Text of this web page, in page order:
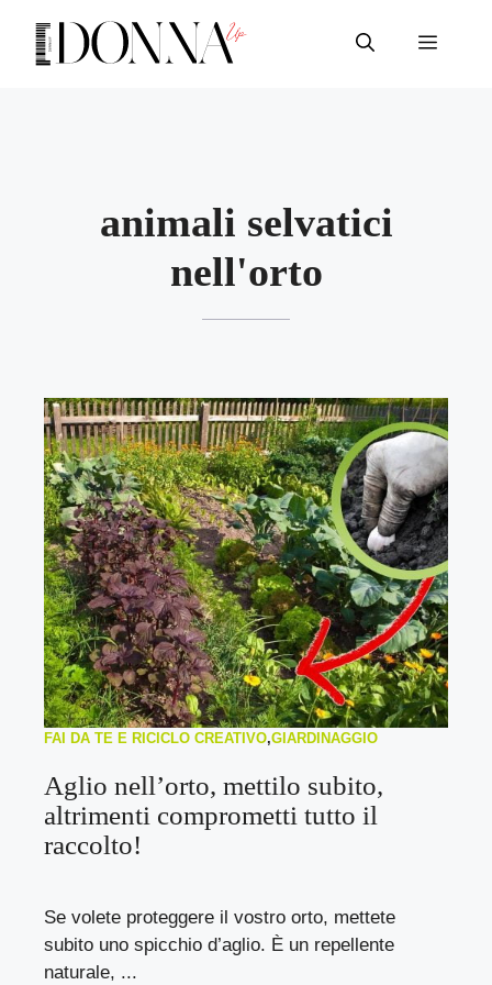
contenuto
Menu
animali selvatici
nell'orto
FAI DA TE E RICICLO CREATIVO,GIARDINAGGIO
Aglio nell’orto, mettilo subito,
altrimenti comprometti tutto il
raccolto!
Se volete proteggere il vostro orto, mettete
subito uno spicchio d’aglio. È un repellente
naturale, ...